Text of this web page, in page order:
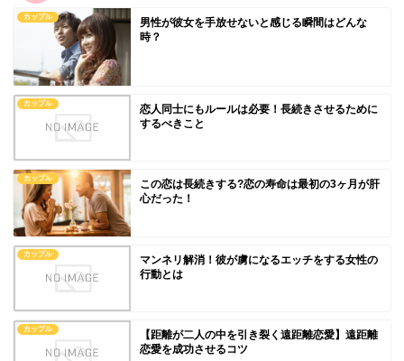
カップル
男性が彼女を手放せないと感じる瞬間はどんな
時？
カップル
恋人同士にもルールは必要！長続きさせるために
するべきこと
カップル
この恋は長続きする?恋の寿命は最初の3ヶ月が肝
心だった！
カップル
マンネリ解消！彼が虜になるエッチをする女性の
行動とは
カップル
【距離が二人の中を引き裂く遠距離恋愛】遠距離
恋愛を成功させるコツ